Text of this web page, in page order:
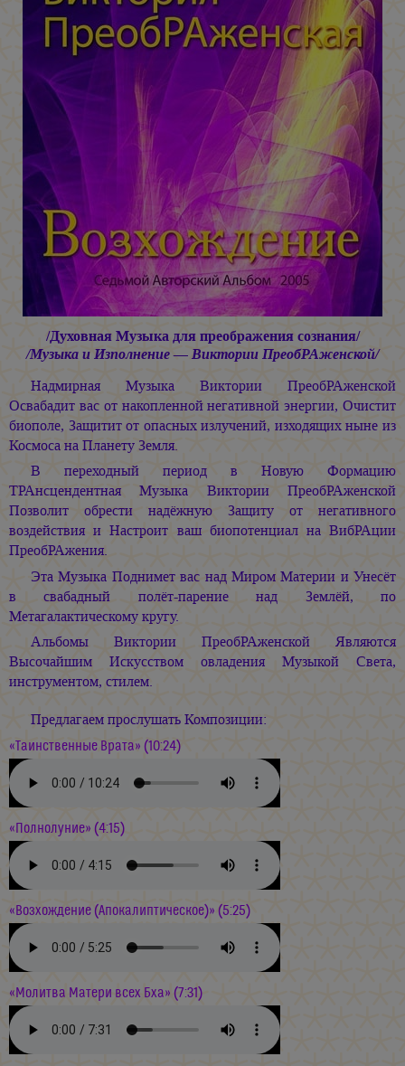
/Духовная Музыка для преображения сознания/
/Музыка и Изполнение — Виктории ПреобРАженской/
Надмирная Музыка Виктории ПреобРАженской
Освабадит вас от накопленной негативной энергии, Очистит
биополе, Защитит от опасных излучений, изходящих ныне из
Космоса на Планету Земля.
В переходный период в Новую Формацию
ТРАнсцендентная Музыка Виктории ПреобРАженской
Позволит обрести надёжную Защиту от негативного
воздействия и Настроит ваш биопотенциал на ВибРАции
ПреобРАжения.
Эта Музыка Поднимет вас над Миром Материи и Унесёт
в свабадный полёт-парение над Землёй, по
Метагалактическому кругу.
Альбомы Виктории ПреобРАженской Являются
Высочайшим Искусством овладения Музыкой Света,
инструментом, стилем.
Предлагаем прослушать Композиции:
«Таинственные Врата» (10:24)
«Полнолуние» (4:15)
«Возхождение (Апокалиптическое)» (5:25)
«Молитва Матери всех Бха» (7:31)